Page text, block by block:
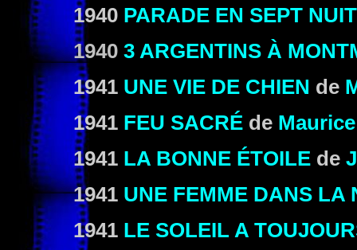
1940 PARADE EN SEPT
1940 3 ARGENTINS À
1941 UNE VIE DE CHIEN de
1941 FEU SACRÉ de
1941 LA BONNE ÉTOILE de
1941 UNE FEMME DANS LA
1941 LE SOLEIL A